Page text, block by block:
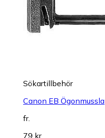
Sökartillbehör
Canon EB Ögonmussla
fr.
79 kr